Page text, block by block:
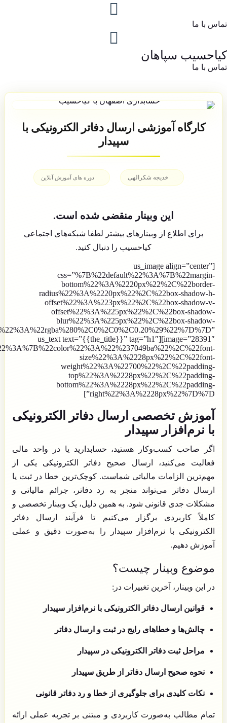
تماس با ما
کیاحسیب سپاهان
تماس با ما
کارگاه آموزشی ارسال دفاتر الکترونیکی با
سپیدار
خدیجه شکرالهی دوره های آموزش آنلاین
این وبینار منقضی شده است.
برای اطلاع از وبینارهای بیشتر لطفا شبکه‌های اجتماعی
کیاحسیب را دنبال کنید.
[us_image align=”center”
css=”%7B%22default%22%3A%7B%22margin-
bottom%22%3A%2220px%22%2C%22border-
radius%22%3A%2220px%22%2C%22box-shadow-h-
offset%22%3A%223px%22%2C%22box-shadow-v-
offset%22%3A%225px%22%2C%22box-shadow-
blur%22%3A%225px%22%2C%22box-shadow-
image=”28391″][us_text text=”{{the_title}}” tag=”h1″
size%22%3A%2228px%22%2C%22font-
weight%22%3A%22700%22%2C%22padding-
top%22%3A%2228px%22%2C%22padding-
bottom%22%3A%2228px%22%2C%22padding-
right%22%3A%2228px%22%7D%7D”]
آموزش تخصصی ارسال دفاتر الکترونیکی
با نرم‌افزار سپیدار
اگر صاحب کسب‌وکار هستید، حسابدارید یا در واحد مالی
فعالیت می‌کنید، ارسال صحیح دفاتر الکترونیکی یکی از
مهم‌ترین الزامات مالیاتی شماست. کوچک‌ترین خطا در ثبت یا
ارسال دفاتر می‌تواند منجر به رد دفاتر، جرائم مالیاتی و
مشکلات جدی قانونی شود. به همین دلیل، یک وبینار تخصصی و
کاملاً کاربردی برگزار می‌کنیم تا فرآیند ارسال دفاتر
الکترونیکی با نرم‌افزار سپیدار را به‌صورت دقیق و عملی
آموزش دهیم.
موضوع وبینار چیست؟
در این وبینار، آخرین تغییرات در:
قوانین ارسال دفاتر الکترونیکی با نرم‌افزار سپیدار
چالش‌ها و خطاهای رایج در ثبت و ارسال دفاتر
مراحل ثبت دفاتر الکترونیکی در سپیدار
نحوه صحیح ارسال دفاتر از طریق سپیدار
نکات کلیدی برای جلوگیری از خطا و رد دفاتر قانونی
تمام مطالب به‌صورت کاربردی و مبتنی بر تجربه عملی ارائه